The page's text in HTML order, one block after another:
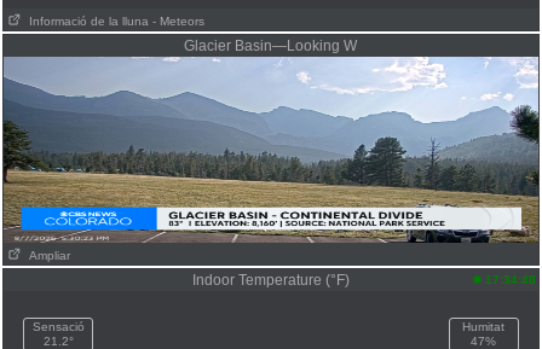
Informació de la lluna - Meteors
Glacier Basin—Looking W
Ampliar
Indoor Temperature (°F) 17:34:48
Sensació
21.2°
Humitat
47%